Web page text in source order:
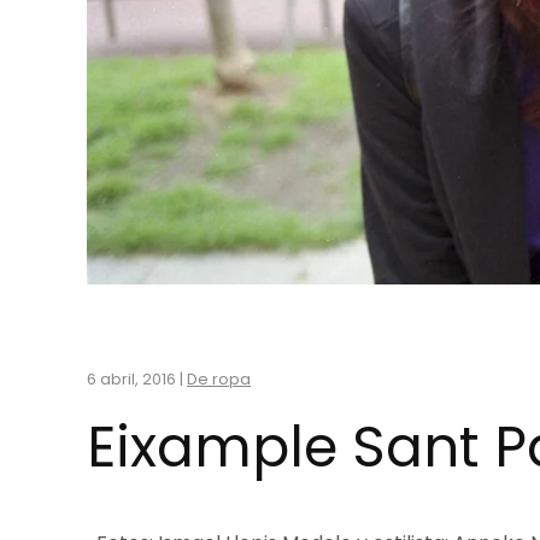
6 abril, 2016 | De ropa
Eixample Sant